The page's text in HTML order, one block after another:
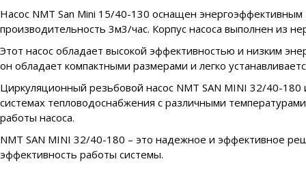
Насос NMT San Mini 15/40-130 оснащен
производительность 3м3/час. Корпус насоса выполнен из
Этот насос обладает высокой эффективностью и низким
он обладает компактными размерами и легко
Циркуляционный резьбовой насос NMT SAN MINI 32/40-180
системах тепловодоснабжения с различными
работы насоса.
NMT SAN MINI 32/40-180 – это надежное и эффективное
эффективность работы системы.